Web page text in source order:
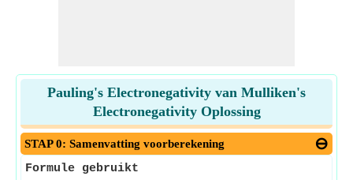
Pauling's Electronegativity van Mulliken's
Electronegativity Oplossing
STAP 0: Samenvatting voorberekening
Formule gebruikt